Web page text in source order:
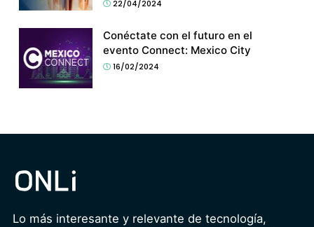
22/04/2024
Conéctate con el futuro en el
evento Connect: Mexico City
16/02/2024
Lo más interesante y relevante de tecnología,